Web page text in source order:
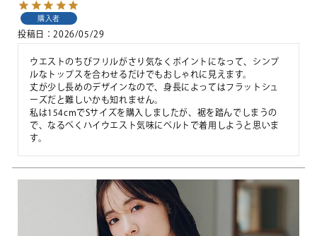
購入者
投稿日 2026/05/29
ウエストのちびフリルがさり気なくポイントになって、シンプ
ルなトップスを合わせるだけでもおしゃれに見えます。
丈が少し長めのデザインなので、身長によってはフラットシュ
ーズだと難しいかも知れません。
私は154cmでSサイズを購入しましたが、裾を踏んでしまうの
で、なるべくハイウエスト気味にベルトで着用しようと思いま
す。